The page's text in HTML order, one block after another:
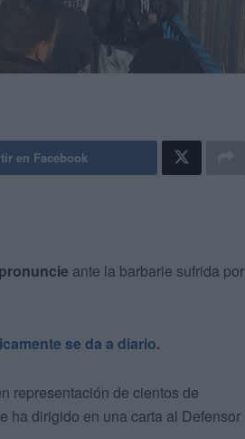
en Facebook
ante la barbarie sufrida por
se da a diario.
representación de cientos de
ha dirigido en una carta al Defensor